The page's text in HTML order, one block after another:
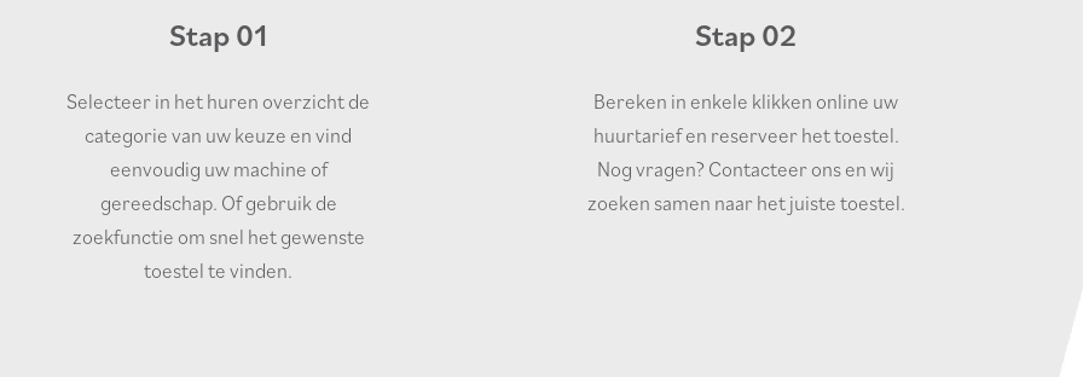
Stap 01
Selecteer in het huren overzicht de
categorie van uw keuze en vind
eenvoudig uw machine of
gereedschap. Of gebruik de
zoekfunctie om snel het gewenste
toestel te vinden.
Stap 02
Bereken in enkele klikken online uw
huurtarief en reserveer het toestel.
Nog vragen? Contacteer ons en wij
zoeken samen naar het juiste toestel.